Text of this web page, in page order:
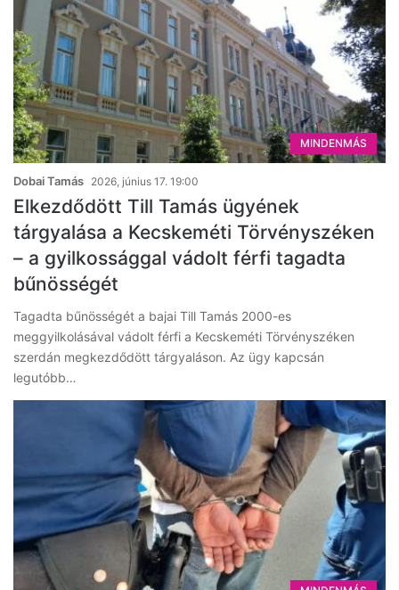
MINDENMÁS
Dobai Tamás 2026, június 17. 19:00
Elkezdődött Till Tamás ügyének
tárgyalása a Kecskeméti Törvényszéken
– a gyilkossággal vádolt férfi tagadta
bűnösségét
Tagadta bűnösségét a bajai Till Tamás 2000-es
meggyilkolásával vádolt férfi a Kecskeméti Törvényszéken
szerdán megkezdődött tárgyaláson. Az ügy kapcsán
legutóbb…